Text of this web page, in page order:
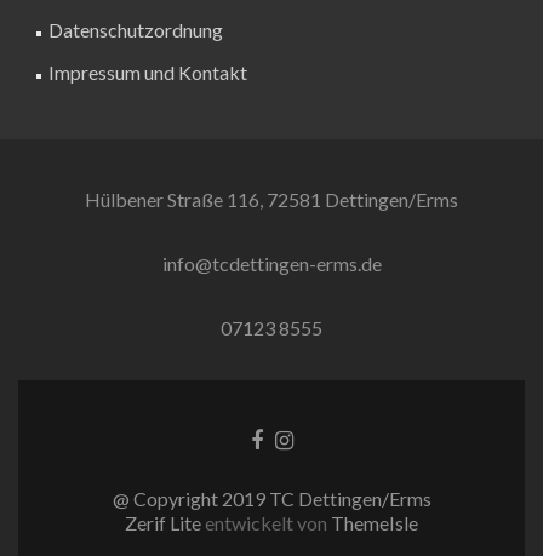
Datenschutzordnung
Impressum und Kontakt
Hülbener Straße 116, 72581 Dettingen/Erms
info@tcdettingen-erms.de
07123 8555
Facebook-
Instagram
@ Copyright 2019 TC Dettingen/Erms
Zerif Lite entwickelt von ThemeIsle